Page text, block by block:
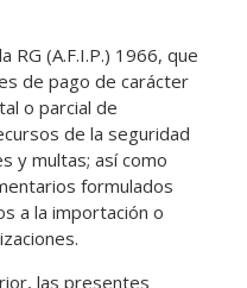
RG (A.F.I.P.) 1966, que
de pago de carácter
o parcial de
de la seguridad
y multas; así como
formulados
a la importación o
las presentes